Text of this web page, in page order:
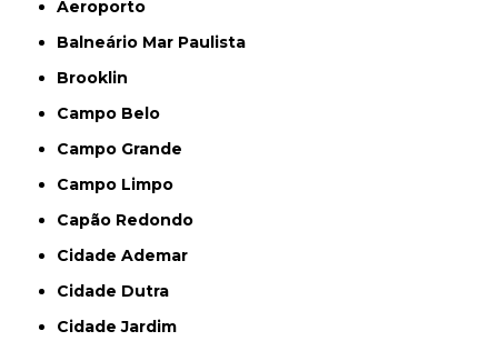
Aeroporto
Balneário Mar Paulista
Brooklin
Campo Belo
Campo Grande
Campo Limpo
Capão Redondo
Cidade Ademar
Cidade Dutra
Cidade Jardim